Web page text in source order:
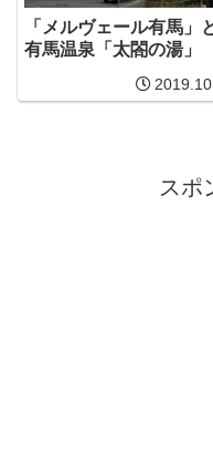
「メルヴェール有馬」
有馬温泉「太閤の湯」
スポ